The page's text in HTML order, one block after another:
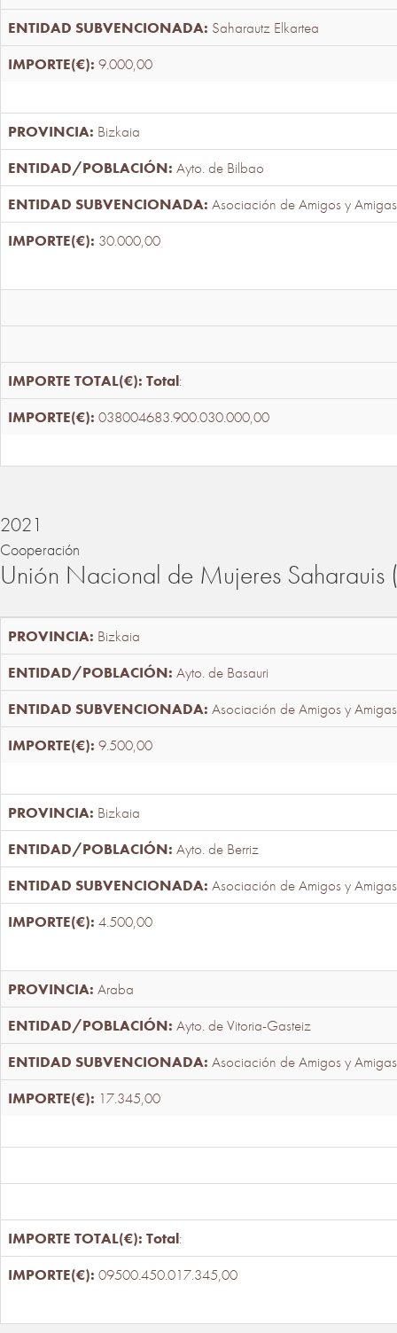
Saharautz Elkartea
9.000,00
Bizkaia
Ayto. de Bilbao
Asociación de Amigos y
30.000,00
Total:
038004683.900.030.000,00
2021
Cooperación
Unión Nacional de Mujeres
Bizkaia
Ayto. de Basauri
Asociación de Amigos y
9.500,00
Bizkaia
Ayto. de Berriz
Asociación de Amigos y
4.500,00
Araba
Ayto. de Vitoria-Gasteiz
Asociación de Amigos y
17.345,00
Total:
09500.450.017.345,00